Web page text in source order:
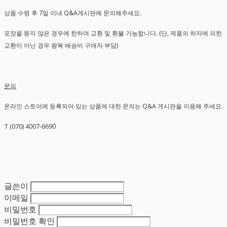
상품 수령 후 7일 이내 Q&A게시판에 문의해주세요.
포장을 뜯지 않은 경우에 한하여 교환 및 환불 가능합니다. (단, 제품의 하자에 의한
교환이 아닌 경우 왕복 배송비 구매자 부담)
문의
온라인 스토어에 등록되어 있는 상품에 대한 문의는 Q&A 게시판을 이용해 주세요.
T (070) 4007-6690
글쓴이
이메일
비밀번호
비밀번호 확인